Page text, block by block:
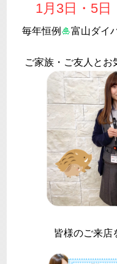
1月3日・5日
毎年恒例 🎍富山ダイ
ご家族・ご友人とお
皆様のご来店